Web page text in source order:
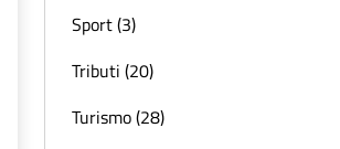
Sport (3)
Tributi (20)
Turismo (28)